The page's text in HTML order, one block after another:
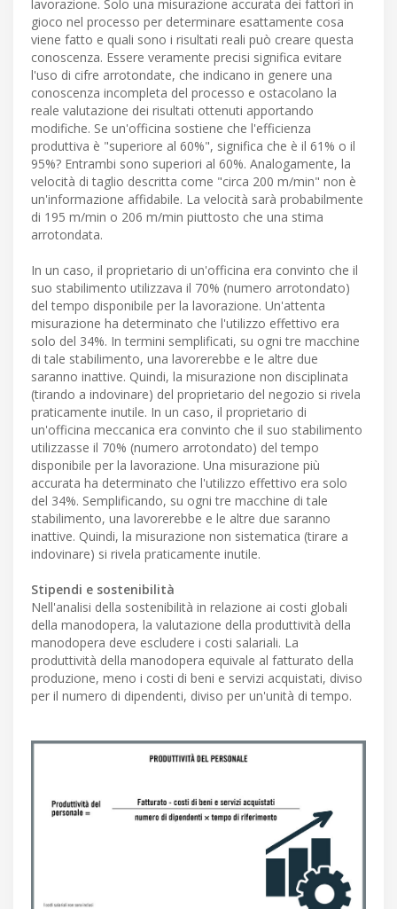
lavorazione. Solo una misurazione accurata dei fattori in
gioco nel processo per determinare esattamente cosa
viene fatto e quali sono i risultati reali può creare questa
conoscenza. Essere veramente precisi significa evitare
l'uso di cifre arrotondate, che indicano in genere una
conoscenza incompleta del processo e ostacolano la
reale valutazione dei risultati ottenuti apportando
modifiche. Se un'officina sostiene che l'efficienza
produttiva è "superiore al 60%", significa che è il 61% o il
95%? Entrambi sono superiori al 60%. Analogamente, la
velocità di taglio descritta come "circa 200 m/min" non è
un'informazione affidabile. La velocità sarà probabilmente
di 195 m/min o 206 m/min piuttosto che una stima
arrotondata.
In un caso, il proprietario di un'officina era convinto che il
suo stabilimento utilizzava il 70% (numero arrotondato)
del tempo disponibile per la lavorazione. Un'attenta
misurazione ha determinato che l'utilizzo effettivo era
solo del 34%. In termini semplificati, su ogni tre macchine
di tale stabilimento, una lavorerebbe e le altre due
saranno inattive. Quindi, la misurazione non disciplinata
(tirando a indovinare) del proprietario del negozio si rivela
praticamente inutile. In un caso, il proprietario di
un'officina meccanica era convinto che il suo stabilimento
utilizzasse il 70% (numero arrotondato) del tempo
disponibile per la lavorazione. Una misurazione più
accurata ha determinato che l'utilizzo effettivo era solo
del 34%. Semplificando, su ogni tre macchine di tale
stabilimento, una lavorerebbe e le altre due saranno
inattive. Quindi, la misurazione non sistematica (tirare a
indovinare) si rivela praticamente inutile.
Stipendi e sostenibilità
Nell'analisi della sostenibilità in relazione ai costi globali
della manodopera, la valutazione della produttività della
manodopera deve escludere i costi salariali. La
produttività della manodopera equivale al fatturato della
produzione, meno i costi di beni e servizi acquistati, diviso
per il numero di dipendenti, diviso per un'unità di tempo.